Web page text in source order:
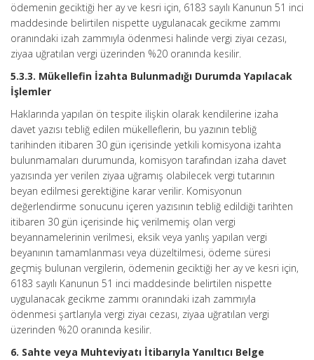
ödemenin geciktiği her ay ve kesri için, 6183 sayılı Kanunun 51 inci
maddesinde belirtilen nispette uygulanacak gecikme zammı
oranındaki izah zammıyla ödenmesi halinde vergi ziyaı cezası,
ziyaa uğratılan vergi üzerinden %20 oranında kesilir.
5.3.3. Mükellefin İzahta Bulunmadığı Durumda Yapılacak
İşlemler
Haklarında yapılan ön tespite ilişkin olarak kendilerine izaha
davet yazısı tebliğ edilen mükelleflerin, bu yazının tebliğ
tarihinden itibaren 30 gün içerisinde yetkili komisyona izahta
bulunmamaları durumunda, komisyon tarafından izaha davet
yazısında yer verilen ziyaa uğramış olabilecek vergi tutarının
beyan edilmesi gerektiğine karar verilir. Komisyonun
değerlendirme sonucunu içeren yazısının tebliğ edildiği tarihten
itibaren 30 gün içerisinde hiç verilmemiş olan vergi
beyannamelerinin verilmesi, eksik veya yanlış yapılan vergi
beyanının tamamlanması veya düzeltilmesi, ödeme süresi
geçmiş bulunan vergilerin, ödemenin geciktiği her ay ve kesri için,
6183 sayılı Kanunun 51 inci maddesinde belirtilen nispette
uygulanacak gecikme zammı oranındaki izah zammıyla
ödenmesi şartlarıyla vergi ziyaı cezası, ziyaa uğratılan vergi
üzerinden %20 oranında kesilir.
6. Sahte veya Muhteviyatı İtibarıyla Yanıltıcı Belge